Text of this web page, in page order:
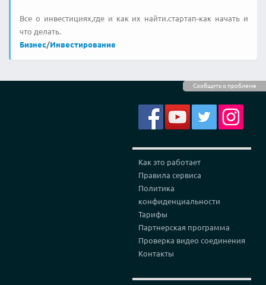
Сообщить о проблеме
Все о инвестициях,где и как их найти.стартап-как начать и
что делать.
Бизнес/Инвестирование
Как это работает
Правила сервиса
Политика
конфиденциальности
Тарифы
Партнерская программа
Проверка видео соединения
Контакты